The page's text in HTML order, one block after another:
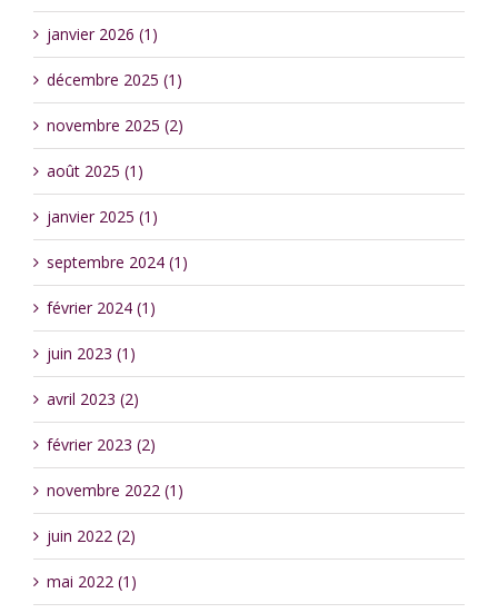
janvier 2026 (1)
décembre 2025 (1)
novembre 2025 (2)
août 2025 (1)
janvier 2025 (1)
septembre 2024 (1)
février 2024 (1)
juin 2023 (1)
avril 2023 (2)
février 2023 (2)
novembre 2022 (1)
juin 2022 (2)
mai 2022 (1)